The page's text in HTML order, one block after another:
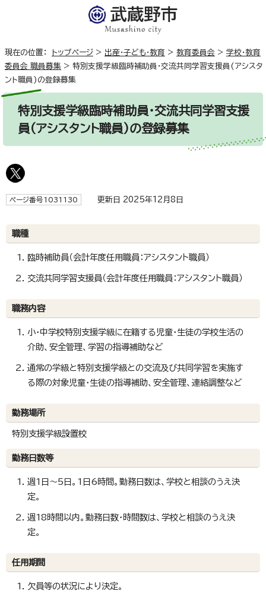
現在の位置： トップページ > 出産・子ども・教育 > 教育委員会 > 学校・教育
委員会 職員募集 > 特別支援学級臨時補助員・交流共同学習支援員(アシスタ
ント職員)の登録募集
特別支援学級臨時補助員・交流共同学習支援
員(アシスタント職員)の登録募集
ページ番号1031130 更新日 2025年12月8日
職種
臨時補助員（会計年度任用職員：アシスタント職員）
交流共同学習支援員（会計年度任用職員：アシスタント職員）
職務内容
小・中学校特別支援学級に在籍する児童・生徒の学校生活の
介助、安全管理、学習の指導補助など
通常の学級と特別支援学級との交流及び共同学習を実施す
る際の対象児童・生徒の指導補助、安全管理、連絡調整など
勤務場所
特別支援学級設置校
勤務日数等
週1日～5日。1日6時間。勤務日数は、学校と相談のうえ決
定。
週18時間以内。勤務日数・時間数は、学校と相談のうえ決
定。
任用期間
欠員等の状況により決定。